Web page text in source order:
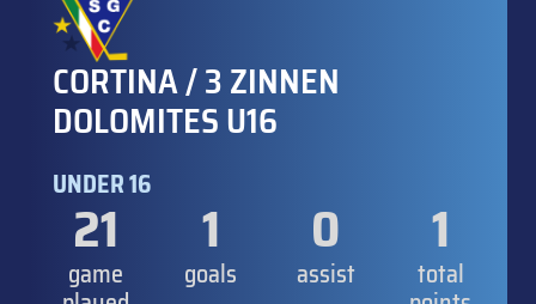
CORTINA / 3 ZINNEN
DOLOMITES U16
UNDER 16
21
game
1
goals
0
assist
1
total